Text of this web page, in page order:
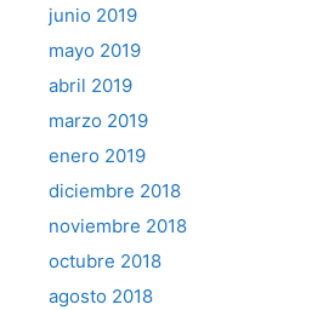
junio 2019
mayo 2019
abril 2019
marzo 2019
enero 2019
diciembre 2018
noviembre 2018
octubre 2018
agosto 2018